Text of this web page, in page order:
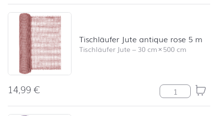
Tischläufer Jute antique rose 5 m
Tischläufer Jute –30 cm×500 cm
14,99€ Tischläufer